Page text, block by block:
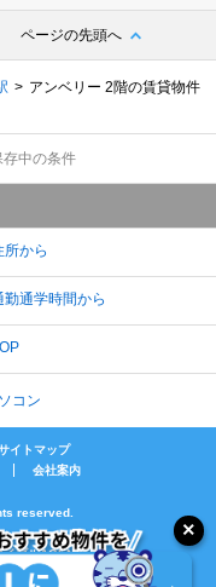
ページの先頭へ
アンベリー 2階の賃貸物件
存中の条件
所から
勤通学時間から
コン
イトマップ
会社案内
reserved.
イブルAGENT
情報局